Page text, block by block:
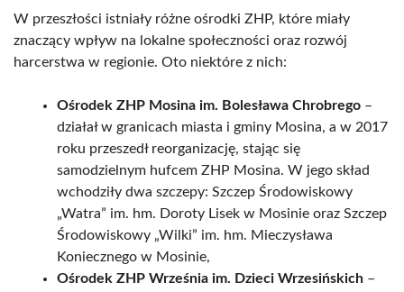
W przeszłości istniały różne ośrodki ZHP, które miały
znaczący wpływ na lokalne społeczności oraz rozwój
harcerstwa w regionie. Oto niektóre z nich:
Ośrodek ZHP Mosina im. Bolesława Chrobrego –
działał w granicach miasta i gminy Mosina, a w 2017
roku przeszedł reorganizację, stając się
samodzielnym hufcem ZHP Mosina. W jego skład
wchodziły dwa szczepy: Szczep Środowiskowy
„Watra” im. hm. Doroty Lisek w Mosinie oraz Szczep
Środowiskowy „Wilki” im. hm. Mieczysława
Koniecznego w Mosinie,
Ośrodek ZHP Września im. Dzieci Wrzesińskich –